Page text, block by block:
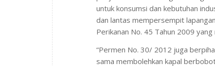
untuk konsumsi dan kebutuhan
dan lantas mempersempit
Perikanan No. 45 Tahun 2009
“Permen No. 30/ 2012 juga
sama membolehkan kapal